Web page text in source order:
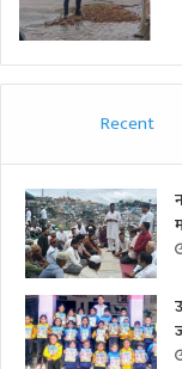
Recent